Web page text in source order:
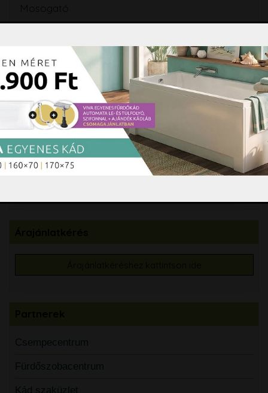
Mosogató
Szifon, lefolyó, folyóka, WC ülőke
Fürdőszobai kiegészítők
Hidromasszázs, Színterápia
Tisztító és ápolószerek
Burkolási segédanyagok
Csempe, padlólap, mozaik
Csempecentrum
Fürdőszobacentrum
Kád szaküzlet